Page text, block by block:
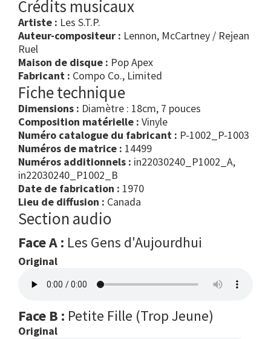
Crédits musicaux
Artiste : Les S.T.P.
Auteur-compositeur : Lennon, McCartney / Rejean
Ruel
Maison de disque : Pop Apex
Fabricant : Compo Co., Limited
Fiche technique
Dimensions : Diamètre : 18cm, 7 pouces
Composition matérielle : Vinyle
Numéro catalogue du fabricant : P-1002_P-1003
Numéros de matrice : 14499
Numéros additionnels : in22030240_P1002_A,
in22030240_P1002_B
Date de fabrication : 1970
Lieu de diffusion : Canada
Section audio
Face A : Les Gens d'Aujourdhui
Original
Face B : Petite Fille (Trop Jeune)
Original